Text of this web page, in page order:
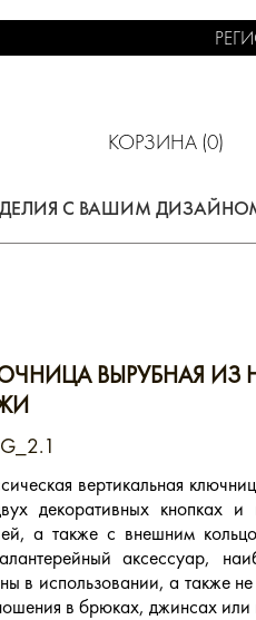
КОРЗИНА (0)
С ВАШИМ
ВЫРУБНАЯ ИЗ
вертикальная
декоративных кнопках и
а также с внешним
аксессуар,
в использовании, а также
в брюках, джинсах или